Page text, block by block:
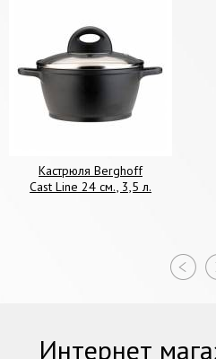
Кастрюля Berghoff
Cast Line 24 см., 3,5 л.
Интернет